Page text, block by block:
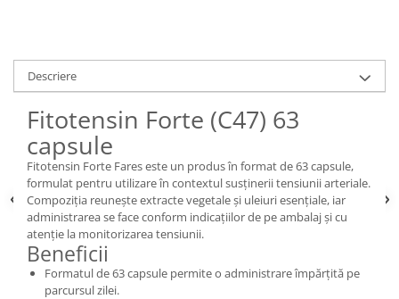
Descriere
Fitotensin Forte (C47) 63
capsule
Fitotensin Forte Fares este un produs în format de 63 capsule,
formulat pentru utilizare în contextul susținerii tensiunii arteriale.
Compoziția reunește extracte vegetale și uleiuri esențiale, iar
administrarea se face conform indicațiilor de pe ambalaj și cu
atenție la monitorizarea tensiunii.
Beneficii
Formatul de 63 capsule permite o administrare împărțită pe
parcursul zilei.